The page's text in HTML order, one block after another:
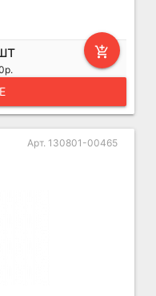
add_shopping_cart
Арт. 130801-00465